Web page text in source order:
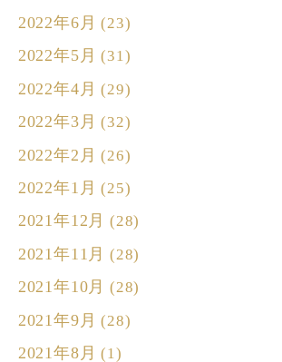
2022年6月 (23)
2022年5月 (31)
2022年4月 (29)
2022年3月 (32)
2022年2月 (26)
2022年1月 (25)
2021年12月 (28)
2021年11月 (28)
2021年10月 (28)
2021年9月 (28)
2021年8月 (1)